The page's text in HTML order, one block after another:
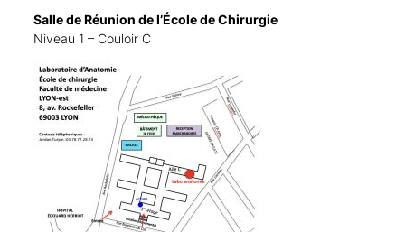
Salle de Réunion de l’École de Chirurgie
Niveau 1 – Couloir C